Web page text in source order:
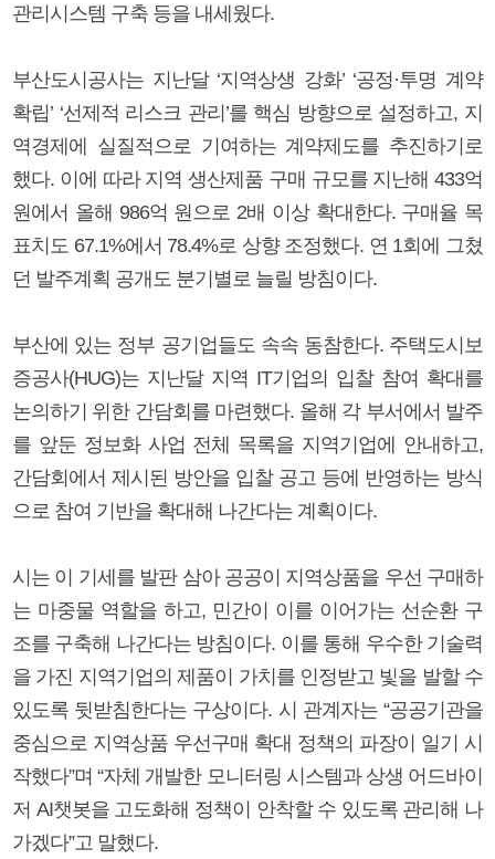
관리시스템 구축 등을 내세웠다.
부산도시공사는 지난달 ‘지역상생 강화’ ‘공정·투명 계약
확립’ ‘선제적 리스크 관리’를 핵심 방향으로 설정하고, 지
역경제에 실질적으로 기여하는 계약제도를 추진하기로
했다. 이에 따라 지역 생산제품 구매 규모를 지난해 433억
원에서 올해 986억 원으로 2배 이상 확대한다. 구매율 목
표치도 67.1%에서 78.4%로 상향 조정했다. 연 1회에 그쳤
던 발주계획 공개도 분기별로 늘릴 방침이다.
부산에 있는 정부 공기업들도 속속 동참한다. 주택도시보
증공사(HUG)는 지난달 지역 IT기업의 입찰 참여 확대를
논의하기 위한 간담회를 마련했다. 올해 각 부서에서 발주
를 앞둔 정보화 사업 전체 목록을 지역기업에 안내하고,
간담회에서 제시된 방안을 입찰 공고 등에 반영하는 방식
으로 참여 기반을 확대해 나간다는 계획이다.
시는 이 기세를 발판 삼아 공공이 지역상품을 우선 구매하
는 마중물 역할을 하고, 민간이 이를 이어가는 선순환 구
조를 구축해 나간다는 방침이다. 이를 통해 우수한 기술력
을 가진 지역기업의 제품이 가치를 인정받고 빛을 발할 수
있도록 뒷받침한다는 구상이다. 시 관계자는 “공공기관을
중심으로 지역상품 우선구매 확대 정책의 파장이 일기 시
작했다”며 “자체 개발한 모니터링 시스템과 상생 어드바이
저 AI챗봇을 고도화해 정책이 안착할 수 있도록 관리해 나
가겠다”고 말했다.